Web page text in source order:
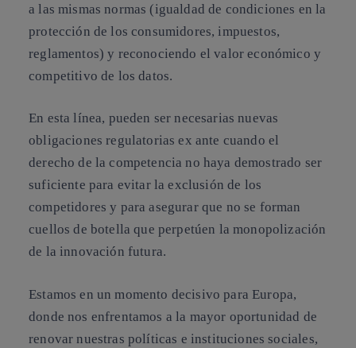
a las mismas normas (igualdad de condiciones en la
protección de los consumidores, impuestos,
reglamentos) y reconociendo el valor económico y
competitivo de los datos.
En esta línea, pueden ser necesarias nuevas
obligaciones regulatorias ex ante cuando el
derecho de la competencia no haya demostrado ser
suficiente para evitar la exclusión de los
competidores y para asegurar que no se forman
cuellos de botella que perpetúen la monopolización
de la innovación futura.
Estamos en un momento decisivo para Europa,
donde nos enfrentamos a la mayor oportunidad de
renovar nuestras políticas e instituciones sociales,